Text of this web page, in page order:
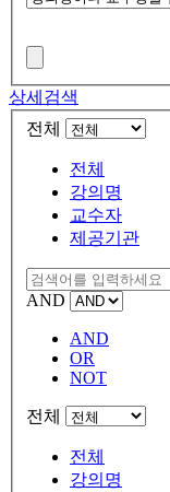
상세검색
전체
전체
강의명
교수자
제공기관
AND
AND
OR
NOT
전체
전체
강의명